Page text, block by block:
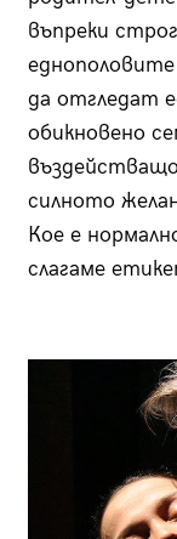
въпреки
еднополовите
да отгледат
обикновено
силното
Кое е
слагаме